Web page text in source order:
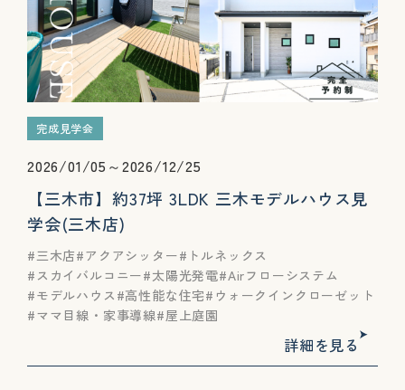
完成見学会
2026/01/05～2026/12/25
【三木市】約37坪 3LDK 三木モデルハウス見
学会(三木店)
三木店 アクアシッター
トルネックス
スカイバルコニー
太陽光発電 Airフローシステム
モデルハウス
高性能な住宅
ウォークインクローゼット
ママ目線・家事導線 屋上庭園
詳細を見る